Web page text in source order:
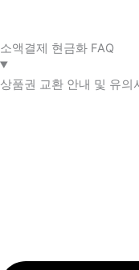
소액결제 현금화 FAQ​
상품권 교환 안내 및 유의